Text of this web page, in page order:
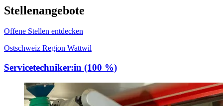
Stellenangebote
Offene Stellen entdecken
Ostschweiz Region Wattwil
Servicetechniker:in (100 %)